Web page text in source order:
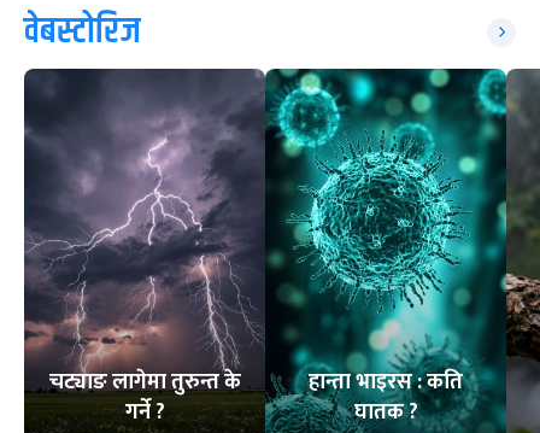
वेबस्टोरिज
चट्याङ लागेमा तुरुन्त के
गर्ने ?
हान्ता भाइरस : कति
घातक ?